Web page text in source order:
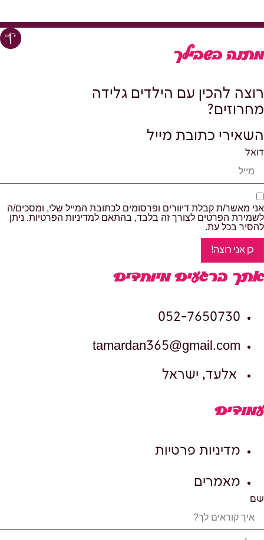
מתנה בשבילך
רוצה להכין עם הילדים גלידה
מחרוזים?
השאירי כתובת מייל
דואל
אני מאשר/ת קבלת דיוורים ופרסומים לכתובת המייל שלי, ומסכים/ה
לשמירת הפרטים לצורך זה בלבד, בהתאם למדיניות הפרטיות. ניתן
להסיר בכל עת.
כן אני רוצה!
אתך ברגעים מיוחדים
052-7650730
tamardan365@gmail.com
אלעד, ישראל
עמודים
מדיניות פרטיות
מאמרים
שם